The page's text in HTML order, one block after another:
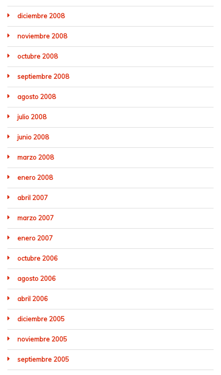
diciembre 2008
noviembre 2008
octubre 2008
septiembre 2008
agosto 2008
julio 2008
junio 2008
marzo 2008
enero 2008
abril 2007
marzo 2007
enero 2007
octubre 2006
agosto 2006
abril 2006
diciembre 2005
noviembre 2005
septiembre 2005